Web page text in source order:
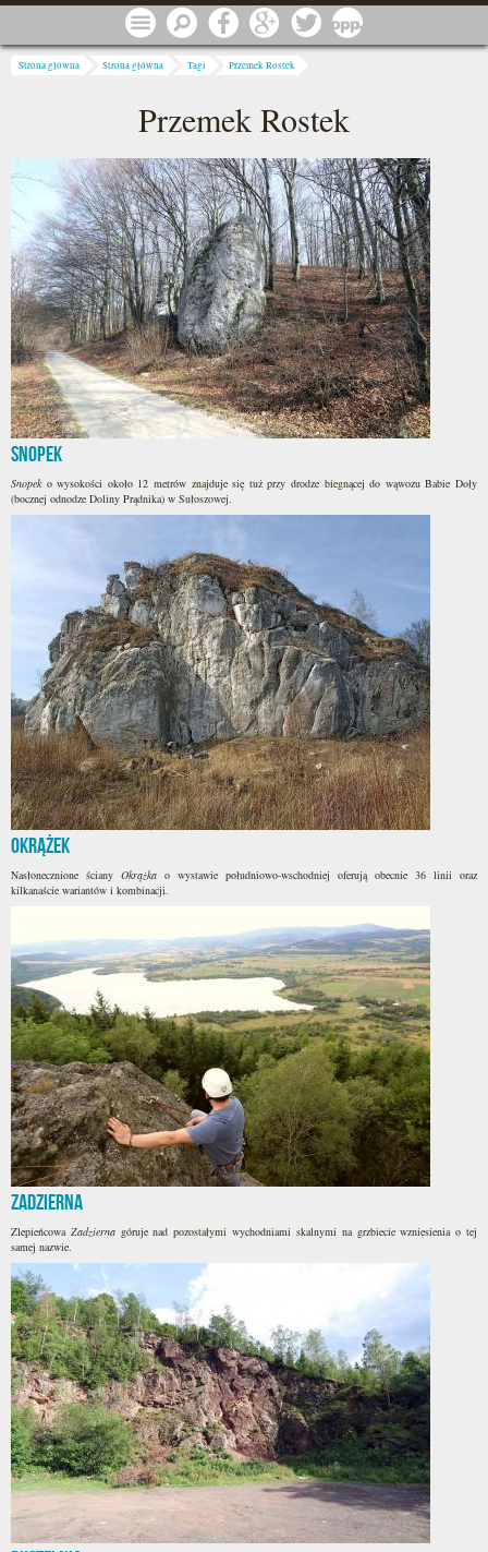
Przejdź do treści Menu Szukaj Facebook Google Twitter
Jesteś tutaj
Strona główna Strona główna Tagi Przemek Rostek
Przemek Rostek
Snopek
Snopek o wysokości około 12 metrów znajduje się tuż przy drodze biegnącej do wąwozu Babie Doły
(bocznej odnodze Doliny Prądnika) w Sułoszowej.
Okrążek
Nasłonecznione ściany Okrążka o wystawie południowo-wschodniej oferują obecnie 36 linii oraz
kilkanaście wariantów i kombinacji.
Zadzierna
Zlepieńcowa Zadzierna góruje nad pozostałymi wychodniami skalnymi na grzbiecie wzniesienia o tej
samej nazwie.